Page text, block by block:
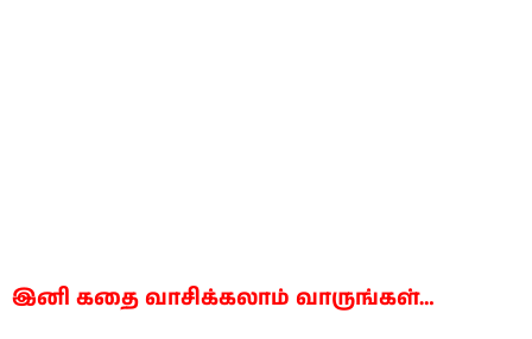
இனி கதை வாசிக்கலாம் வாருங்கள்…